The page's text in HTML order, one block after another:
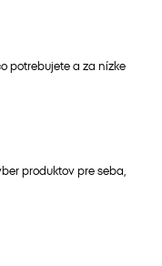
potrebujete a za nízke
produktov pre seba,